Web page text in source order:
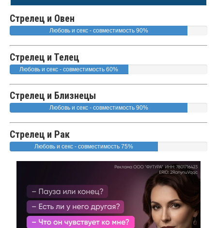
Стрелец и Овен
Любовь и секс - совместимость 90%
Стрелец и Телец
Любовь и секс - совместимость 60%
Стрелец и Близнецы
Любовь и секс - совместимость 90%
Стрелец и Рак
Любовь и секс - совместимость 75%